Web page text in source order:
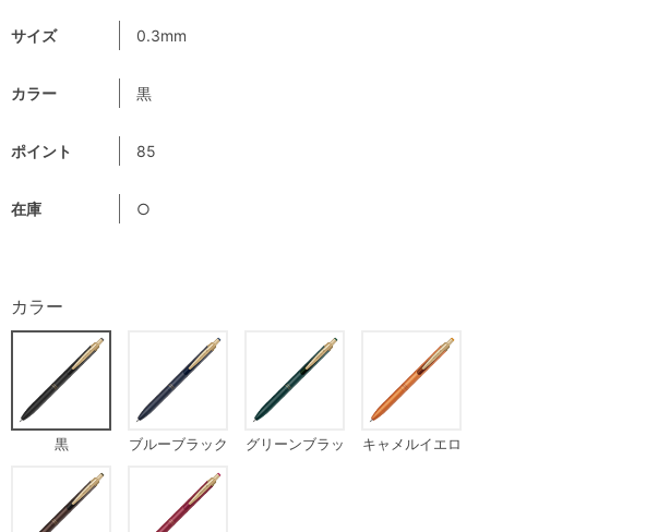
サイズ 0.3mm
カラー 黒
ポイント 85
在庫 ○
カラー
黒 ブルーブラック
グリーンブラッ
キャメルイエロ